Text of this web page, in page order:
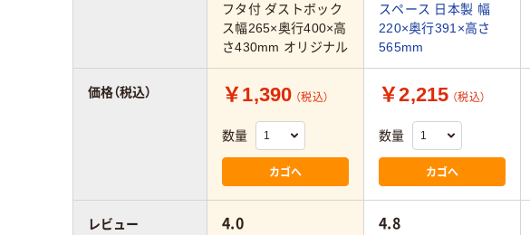
フタ付 ダストボック
ス幅265×奥行400×高
さ430mm オリジナル
スペース 日本製 幅
220×奥行391×高さ
565mm
￥1,390 （税込）
数量
カゴへ
￥2,215 （税込）
数量
カゴへ
4.0 4.8
価格（税込）
レビュー